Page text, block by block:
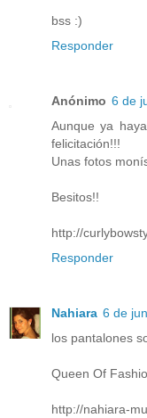
bss :)
Responder
Anónimo 6 de
Aunque ya
felicitación!!!
Unas fotos
Besitos!!
http://
Responder
Nahiara 6 de
los pantalones
Queen Of
http://nahiara-